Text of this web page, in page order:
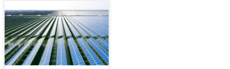
具。
里转，睡个踏实觉成了
奢侈品。这不是老李一
个人的困境。无数工程
企业的管理者，正被困
在类似的场景里：项目
分布天南海北，数据散